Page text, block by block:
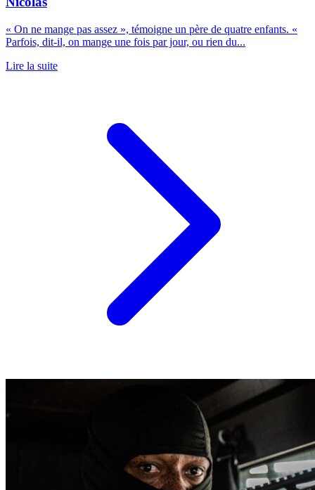
« On ne mange pas assez », témoigne un père de quatre enfants. «
Parfois, dit-il, on mange une fois par jour, ou rien du...
Lire la suite